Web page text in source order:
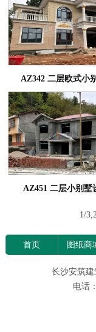
AZ342 二层欧式小
AZ451 二层小别墅
1/
首页 图纸商
长沙安筑
电话